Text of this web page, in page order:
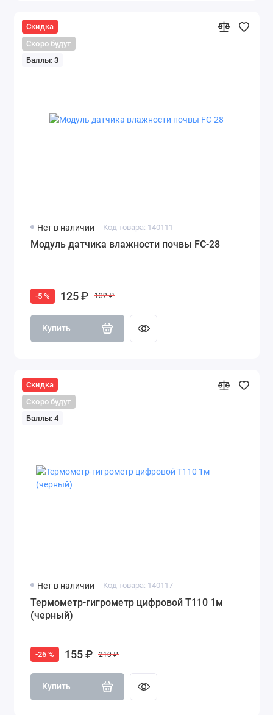
Скидка
Скоро будут
Баллы: 3
Нет в наличии Код товара: 140111
Модуль датчика влажности почвы FC-28
-5 % 125 ₽ 132 ₽
Купить
Скидка
Скоро будут
Баллы: 4
Нет в наличии Код товара: 140117
Термометр-гигрометр цифровой T110 1м
(черный)
-26 % 155 ₽ 210 ₽
Купить